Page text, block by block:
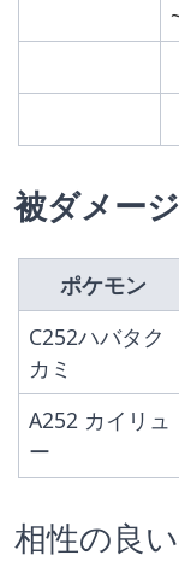
被ダメージ
ポケモン
C252ハバタク
カミ
A252 カイリュ
ー
相性の良